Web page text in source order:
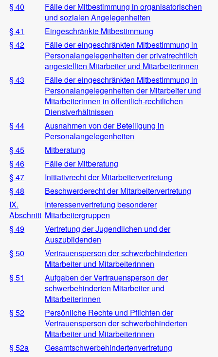
§ 40
Fälle der Mitbestimmung in organisatorischen
und sozialen Angelegenheiten
§ 41
Eingeschränkte Mitbestimmung
§ 42
Fälle der eingeschränkten Mitbestimmung in
Personalangelegenheiten der privatrechtlich
angestellten Mitarbeiter und Mitarbeiterinnen
§ 43
Fälle der eingeschränkten Mitbestimmung in
Personalangelegenheiten der Mitarbeiter und
Mitarbeiterinnen in öffentlich-rechtlichen
Dienstverhältnissen
§ 44
Ausnahmen von der Beteiligung in
Personalangelegenheiten
§ 45
Mitberatung
§ 46
Fälle der Mitberatung
§ 47
Initiativrecht der Mitarbeitervertretung
§ 48
Beschwerderecht der Mitarbeitervertretung
IX.
Abschnitt
Interessenvertretung besonderer
Mitarbeitergruppen
§ 49
Vertretung der Jugendlichen und der
Auszubildenden
§ 50
Vertrauensperson der schwerbehinderten
Mitarbeiter und Mitarbeiterinnen
§ 51
Aufgaben der Vertrauensperson der
schwerbehinderten Mitarbeiter und
Mitarbeiterinnen
§ 52
Persönliche Rechte und Pflichten der
Vertrauensperson der schwerbehinderten
Mitarbeiter und Mitarbeiterinnen
§ 52a
Gesamtschwerbehindertenvertretung